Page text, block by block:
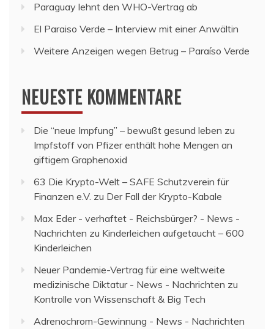
Paraguay lehnt den WHO-Vertrag ab
El Paraiso Verde – Interview mit einer Anwältin
Weitere Anzeigen wegen Betrug – Paraíso Verde
NEUESTE KOMMENTARE
Die “neue Impfung” – bewußt gesund leben zu
Impfstoff von Pfizer enthält hohe Mengen an
giftigem Graphenoxid
63 Die Krypto-Welt – SAFE Schutzverein für
Finanzen e.V. zu Der Fall der Krypto-Kabale
Max Eder - verhaftet - Reichsbürger? - News -
Nachrichten zu Kinderleichen aufgetaucht – 600
Kinderleichen
Neuer Pandemie-Vertrag für eine weltweite
medizinische Diktatur - News - Nachrichten zu
Kontrolle von Wissenschaft & Big Tech
Adrenochrom-Gewinnung - News - Nachrichten